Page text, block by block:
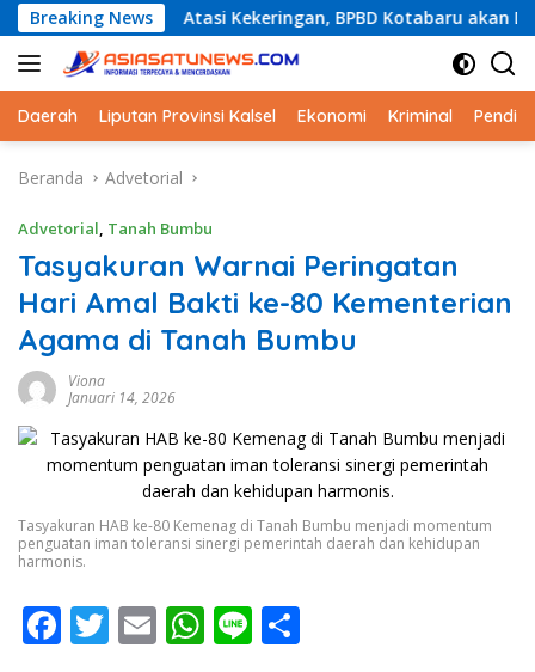
Langsung
ke
konten
Breaking News
Atasi Kekeringan, BPBD Kotabaru akan Distribusikan
Daerah Liputan Provinsi Kalsel Ekonomi Kriminal
Beranda Advetorial
Advetorial, Tanah Bumbu
Tasyakuran Warnai Peringatan
Hari Amal Bakti ke-80 Kementerian
Agama di Tanah Bumbu
Viona
Januari 14, 2026
Tasyakuran HAB ke-80 Kemenag di Tanah Bumbu menjadi momentum
penguatan iman toleransi sinergi pemerintah daerah dan kehidupan
harmonis.
F T E W Li